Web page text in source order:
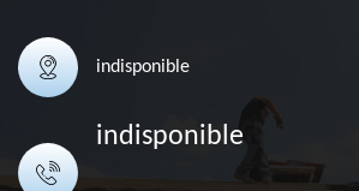
indisponible
indisponible